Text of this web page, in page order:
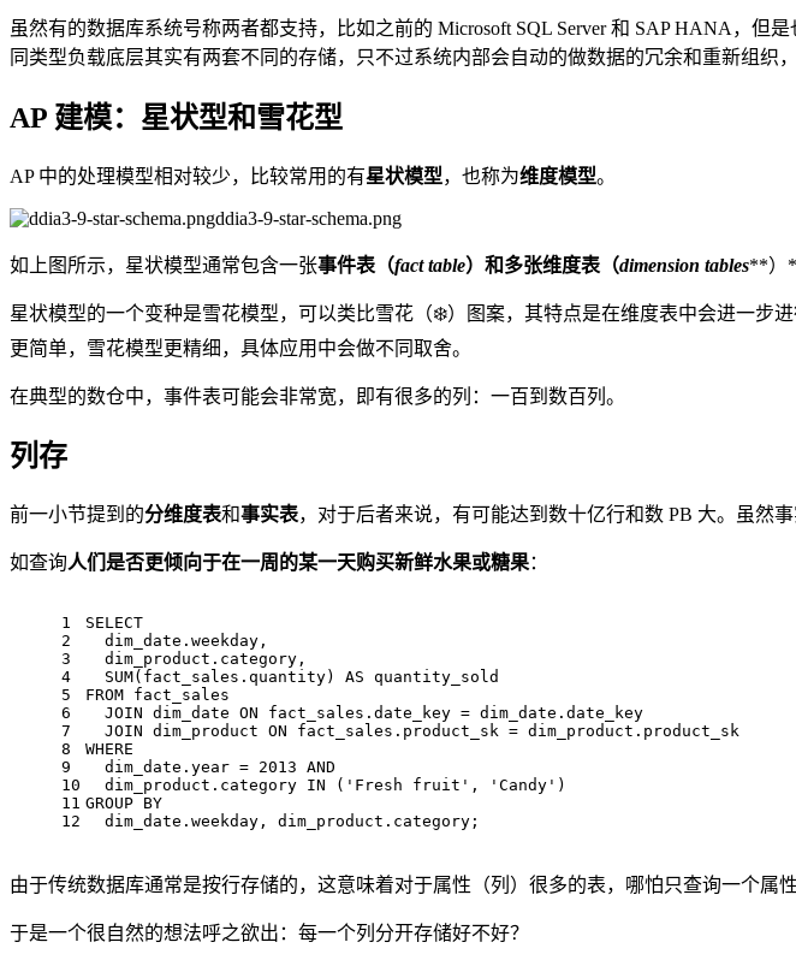
虽然有的数据库系统号称两者都支持，比如之前的 Microsoft SQL Server 和 SAP HANA，
同类型负载底层其实有两套不同的存储，只不过系统内部会自动的做数据的冗余和重新组织，
AP 建模：星状型和雪花型
AP 中的处理模型相对较少，比较常用的有星状模型，也称为维度模型。
ddia3-9-star-schema.png
如上图所示，星状模型通常包含一张事件表（fact table） 和多张维度表（dimension tables**）
星状模型的一个变种是雪花模型，可以类比雪花（❄️）图案，其特点是在维度表中会进一步
更简单，雪花模型更精细，具体应用中会做不同取舍。
在典型的数仓中，事件表可能会非常宽，即有很多的列：一百到数百列。
列存
前一小节提到的分维度表和事实表，对于后者来说，有可能达到数十亿行和数 PB 大。虽然
如查询人们是否更倾向于在一周的某一天购买新鲜水果或糖果：
1
2
3
4
5
6
7
8
9
10
11
12
SELECT
  dim_date.weekday,
  dim_product.category,
SUM(fact_sales.quantity) AS quantity_sold
FROM fact_sales
JOIN dim_date ON fact_sales.date_key = dim_date.date_key
JOIN dim_product ON fact_sales.product_sk = dim_product.product_sk
WHERE
  dim_date.year
= 2013 AND
  dim_product.category
IN ( 'Fresh fruit' , 'Candy' )
GROUP BY
  dim_date.weekday, dim_product.category;
由于传统数据库通常是按行存储的，这意味着对于属性（列）很多的表，哪怕只查询一个属
于是一个很自然的想法呼之欲出：每一个列分开存储好不好？